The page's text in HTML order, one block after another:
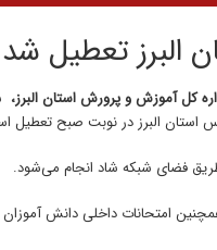
البرز تعطیل شد
کل آموزش و پرورش استان البرز،
استان البرز در نوبت صبح تعطیل
فضای شبکه شاد انجام می‌شود.
امتحانات داخلی دانش